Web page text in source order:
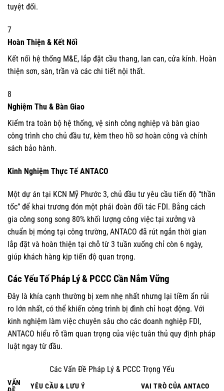
tuyệt đối.
7
Hoàn Thiện & Kết Nối
Kết nối hệ thống M&E, lắp đặt cầu thang, lan can, cửa kính. Hoàn
thiện sơn, sàn, trần và các chi tiết nội thất.
8
Nghiệm Thu & Bàn Giao
Kiểm tra toàn bộ hệ thống, vệ sinh công nghiệp và bàn giao
công trình cho chủ đầu tư, kèm theo hồ sơ hoàn công và chính
sách bảo hành.
Kinh Nghiệm Thực Tế ANTACO
Một dự án tại KCN Mỹ Phước 3, chủ đầu tư yêu cầu tiến độ “thần
tốc” để khai trương đón một phái đoàn đối tác FDI. Bằng cách
gia công song song 80% khối lượng công việc tại xưởng và
chuẩn bị móng tại công trường, ANTACO đã rút ngắn thời gian
lắp đặt và hoàn thiện tại chỗ từ 3 tuần xuống chỉ còn 6 ngày,
giúp khách hàng kịp tiến độ quan trọng.
Các Yếu Tố Pháp Lý & PCCC Cần Nắm Vững
Đây là khía cạnh thường bị xem nhẹ nhất nhưng lại tiềm ẩn rủi
ro lớn nhất, có thể khiến công trình bị đình chỉ hoạt động. Với
kinh nghiệm làm việc chuyên sâu cho các doanh nghiệp FDI,
ANTACO hiểu rõ tầm quan trọng của việc tuân thủ quy định pháp
luật ngay từ đầu.
Các Vấn Đề Pháp Lý & PCCC Trọng Yếu
VẤN
YÊU CẦU & LƯU Ý VAI TRÒ CỦA ANTACO